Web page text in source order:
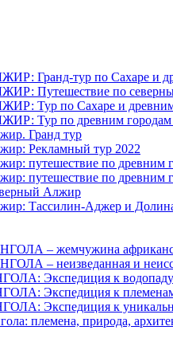
Гранд-тур по Сахаре и
Путешествие по
Тур по Сахаре и
Тур по древним городам
Гранд тур
Рекламный тур 2022
путешествие по древним
путешествие по древним
Алжир
Тассилин-Аджер и
– жемчужина
– неизведанная и
Экспедиция к
Экспедиция к
Экспедиция к
племена, природа,